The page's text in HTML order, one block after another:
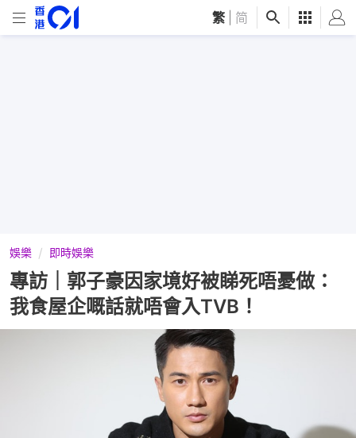
繁 简
娛樂 即時娛樂
專訪｜郭子豪因家境好被睇死唔憂做：
我食屋企嘅話就唔會入TVB！